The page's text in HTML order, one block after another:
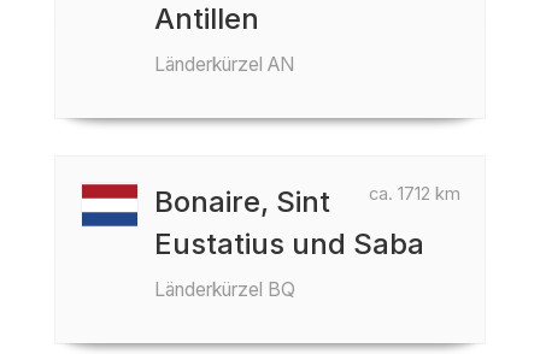
Antillen
Länderkürzel AN
ca. 1712 km
Bonaire, Sint
Eustatius und Saba
Länderkürzel BQ